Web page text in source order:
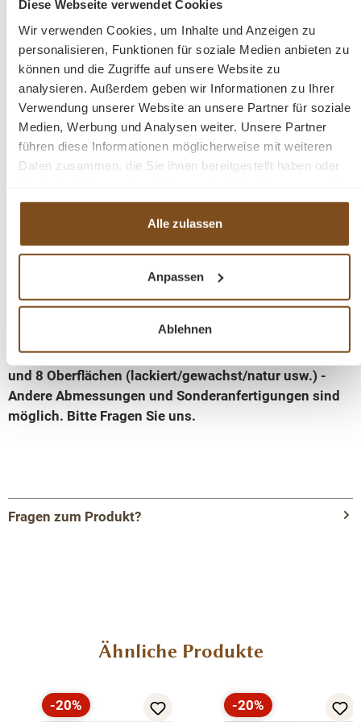
Diese Webseite verwendet Cookies
Wir verwenden Cookies, um Inhalte und Anzeigen zu
personalisieren, Funktionen für soziale Medien anbieten zu
können und die Zugriffe auf unsere Website zu
analysieren. Außerdem geben wir Informationen zu Ihrer
Verwendung unserer Website an unsere Partner für soziale
Medien, Werbung und Analysen weiter. Unsere Partner
führen diese Informationen möglicherweise mit weiteren
Daten zusammen, die Sie ihnen bereitgestellt haben oder
haben.
Alle zulassen
Anpassen
Ablehnen
Mit seiner exzellenten Verarbeitung garantiert
dieser Kommode Langlebigkeit und
Beständigkeit. Er überzeugt nicht nur mit
praktischen Lösungen, sondern wird auch Ihre
Freude und Bewunderung langfristig erhalten.
Abmessungen: H: 78 cm, B: 219 cm, T: 51 cm
Korpusfarbe - frei wählbar
Arbeitsplatte 100% Kiefernholz
Korpus 100% Kiefernholz
verschiedene Farben Innen & Außen wählbar
Fertig montiert - 1 Teil
Oberflächen und Farben sind frei wählbar. 36 Farben
und 8 Oberflächen (lackiert/gewachst/natur usw.) -
Andere Abmessungen und Sonderanfertigungen sind
möglich. Bitte Fragen Sie uns.
Fragen zum Produkt?
Organisation und Präsentation mit unserem
vielseitig einsetzbaren Kommode. Dieses
Produktgalerie überspringen
Ähnliche Produkte
Rabatt
-20%
Rabatt
-20%